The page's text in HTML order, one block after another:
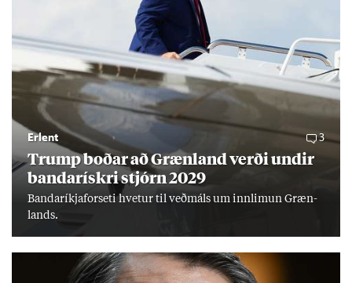
Erlent 3
Trump boð­ar að Græn­land verði und­ir
banda­rískri stjórn 2029
Banda­ríkja­for­seti hvet­ur til veð­máls um inn­limun Græn­
lands.